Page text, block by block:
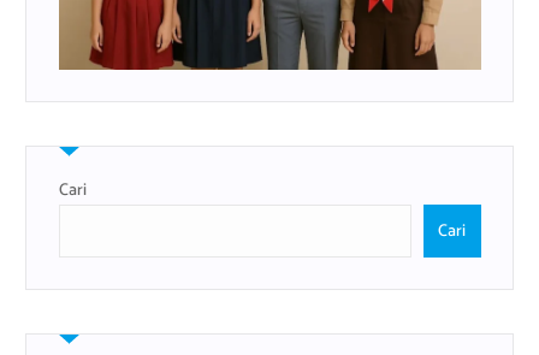
Cari
Cari